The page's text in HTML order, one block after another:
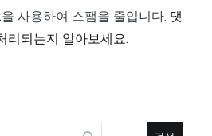
사용하여 스팸을 줄입니다. 댓
리되는지 알아보세요.